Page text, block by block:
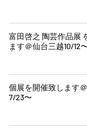
富田啓之 陶芸作品展
ます＠仙台三越10/12
個展を開催致します
7/23〜